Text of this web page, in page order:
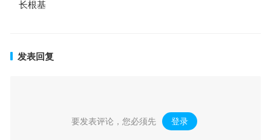
长根基
发表回复
要发表评论，您必须先 登录 。